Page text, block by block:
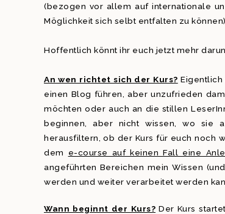
(bezogen vor allem auf internationale
Möglichkeit sich selbt entfalten zu können).
Hoffentlich könnt ihr euch jetzt mehr
An wen richtet sich der Kurs?
einen Blog führen, aber unzufrieden
möchten oder auch an die stillen
beginnen, aber nicht wissen, wo sie
herausfiltern, ob der Kurs für euch noch
dem e-course auf keinen Fall eine
angeführten Bereichen mein Wissen
werden und weiter verarbeitet werden
Wann beginnt der Kurs? Der Kurs